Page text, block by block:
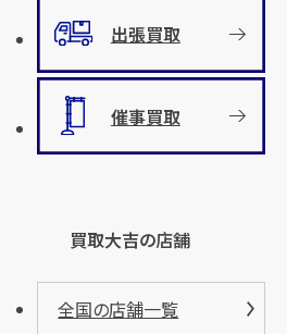
出張買取
催事買取
買取大吉の店舗
全国の店舗一覧